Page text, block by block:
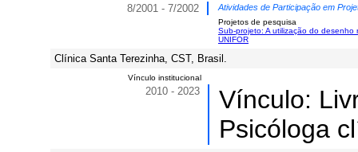
8/2001 - 7/2002 Atividades de Participação em
Projetos de pesquisa
Sub-projeto: A utilização do
UNIFOR
Clínica Santa Terezinha, CST, Brasil.
Vínculo institucional
2010 - 2023
Vínculo:
Psicóloga